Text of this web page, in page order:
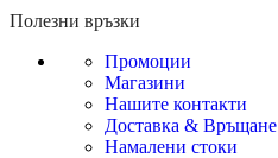
Полезни връзки
Промоции
Магазини
Нашите контакти
Доставка & Връщане
Намалени стоки